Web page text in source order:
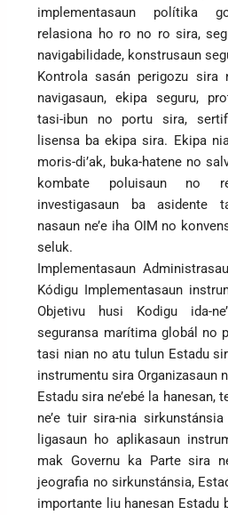
implementasaun polítika
relasiona ho ro no ro sira,
navigabilidade, konstrusaun
Kontrola sasán perigozu sira
navigasaun, ekipa seguru,
tasi-ibun no portu sira,
lisensa ba ekipa sira. Ekipa
moris-di’ak, buka-hatene no
kombate poluisaun no
investigasaun ba asidente
nasaun ne’e iha OIM no
seluk.
Implementasaun
Kódigu Implementasaun
Objetivu husi Kodigu ida-
seguransa marítima globál no
tasi nian no atu tulun Estadu
instrumentu sira Organizasaun
Estadu sira ne’ebé la hanesan,
ne’e tuir sira-nia
ligasaun ho aplikasaun
mak Governu ka Parte sira
jeografia no sirkunstánsia,
importante liu hanesan Estadu